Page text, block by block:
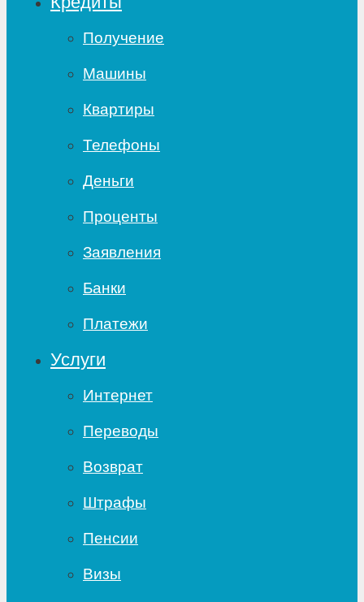
Получение
Машины
Квартиры
Телефоны
Деньги
Проценты
Заявления
Банки
Платежи
Услуги
Интернет
Переводы
Возврат
Штрафы
Пенсии
Визы